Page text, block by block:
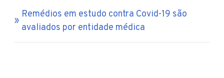
Remédios em estudo contra Covid-19 são
avaliados por entidade médica